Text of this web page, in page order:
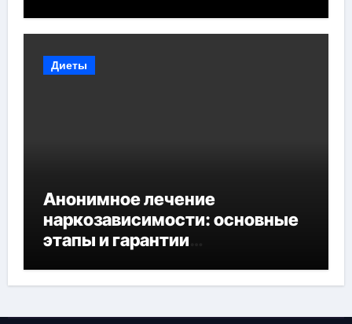
Диеты
Анонимное лечение
наркозависимости: основные
этапы и гарантии